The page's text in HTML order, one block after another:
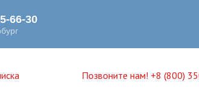
Позвоните нам! +8 (800)